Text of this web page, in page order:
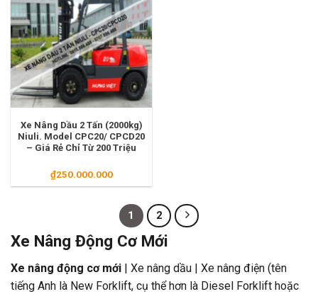
Xe Nâng Dầu 2 Tấn (2000kg)
Niuli. Model CPC20/ CPCD20
– Giá Rẻ Chỉ Từ 200 Triệu
₫250.000.000
1 2
Xe Nâng Động Cơ Mới
Xe nâng động cơ mới | Xe nâng dầu | Xe nâng điện (tên
tiếng Anh là New Forklift, cụ thể hơn là Diesel Forklift hoặc